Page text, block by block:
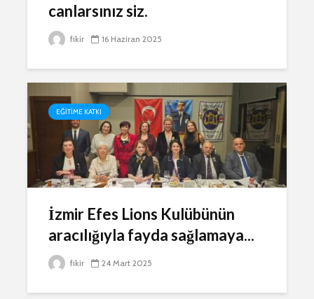
canlarsınız siz.
fikir 16 Haziran 2025
EĞITIME KATKI
İzmir Efes Lions Kulübünün
aracılığıyla fayda sağlamaya...
fikir 24 Mart 2025